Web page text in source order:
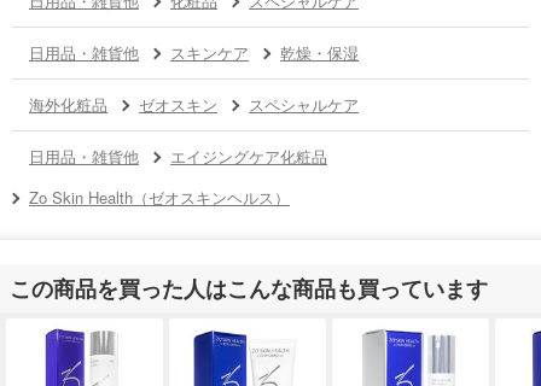
日用品・雑貨他 スキンケア 乾燥・保湿
海外化粧品 ゼオスキン スペシャルケア
日用品・雑貨他
エイジングケア化粧品
Zo Skin Health（ゼオスキンヘルス）
この商品を買った人はこんな商品も買っています